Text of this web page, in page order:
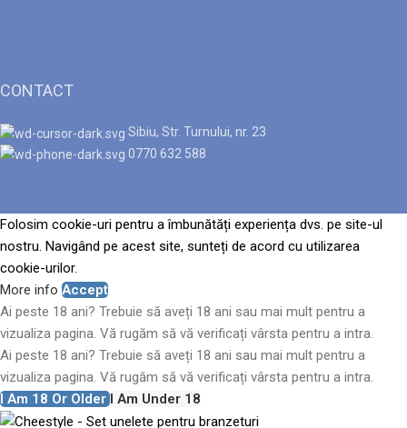
CONTACT
Sibiu, Str. Turnului, nr. 23
0770 632 588
Folosim cookie-uri pentru a îmbunătăți experiența dvs. pe site-ul
nostru. Navigând pe acest site, sunteți de acord cu utilizarea
cookie-urilor.
More info Accept
Ai peste 18 ani? Trebuie să aveți 18 ani sau mai mult pentru a
vizualiza pagina. Vă rugăm să vă verificați vârsta pentru a intra.
Ai peste 18 ani? Trebuie să aveți 18 ani sau mai mult pentru a
vizualiza pagina. Vă rugăm să vă verificați vârsta pentru a intra.
I Am 18 Or OlderI Am Under 18